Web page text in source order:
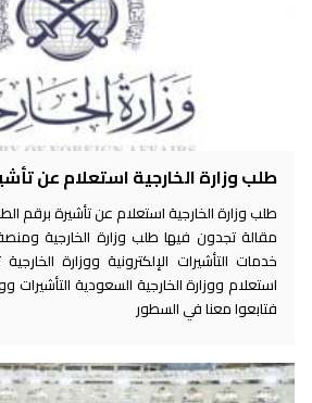
طلب وزارة الخارجية استعلام عن
طلب وزارة الخارجية استعلام عن تأشيرة برقم
مقالة تجدون فيها طلب وزارة الخارجية
خدمات التأشيرات الإلكترونية ووزارة
استعلام ووزارة الخارجية السعودية التأشيرات
فتابعوا معنا في السطور